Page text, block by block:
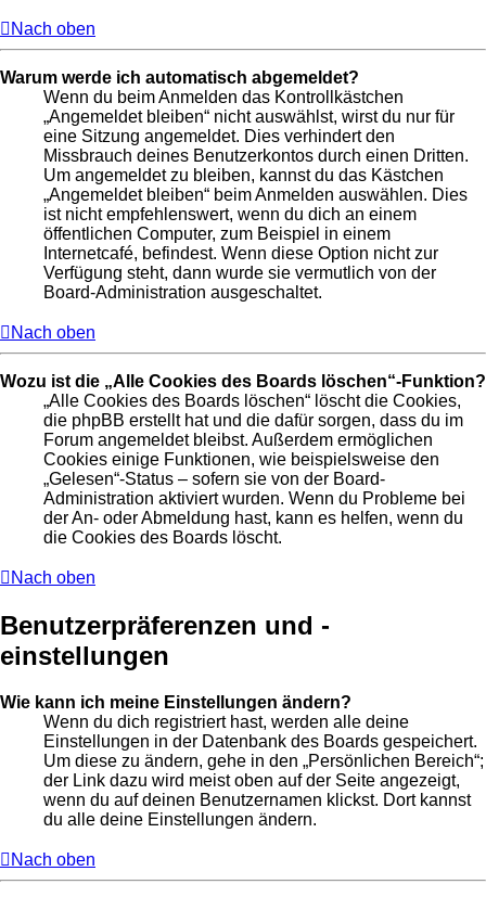
Nach oben
Warum werde ich automatisch abgemeldet?
Wenn du beim Anmelden das Kontrollkästchen
„Angemeldet bleiben“ nicht auswählst, wirst du nur für
eine Sitzung angemeldet. Dies verhindert den
Missbrauch deines Benutzerkontos durch einen Dritten.
Um angemeldet zu bleiben, kannst du das Kästchen
„Angemeldet bleiben“ beim Anmelden auswählen. Dies
ist nicht empfehlenswert, wenn du dich an einem
öffentlichen Computer, zum Beispiel in einem
Internetcafé, befindest. Wenn diese Option nicht zur
Verfügung steht, dann wurde sie vermutlich von der
Board-Administration ausgeschaltet.
Nach oben
Wozu ist die „Alle Cookies des Boards löschen“-Funktion?
„Alle Cookies des Boards löschen“ löscht die Cookies,
die phpBB erstellt hat und die dafür sorgen, dass du im
Forum angemeldet bleibst. Außerdem ermöglichen
Cookies einige Funktionen, wie beispielsweise den
„Gelesen“-Status – sofern sie von der Board-
Administration aktiviert wurden. Wenn du Probleme bei
der An- oder Abmeldung hast, kann es helfen, wenn du
die Cookies des Boards löscht.
Nach oben
Benutzerpräferenzen und -
einstellungen
Wie kann ich meine Einstellungen ändern?
Wenn du dich registriert hast, werden alle deine
Einstellungen in der Datenbank des Boards gespeichert.
Um diese zu ändern, gehe in den „Persönlichen Bereich“;
der Link dazu wird meist oben auf der Seite angezeigt,
wenn du auf deinen Benutzernamen klickst. Dort kannst
du alle deine Einstellungen ändern.
Nach oben